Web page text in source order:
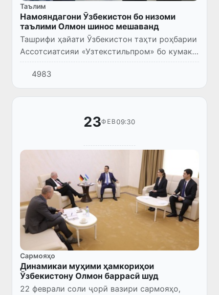
Таълим
Намояндагони Ӯзбекистон бо низоми
таълими Олмон шинос мешаванд
Ташрифи ҳайати Ӯзбекистон таҳти роҳбарии
Ассотсиатсияи «Узтекстильпром» бо кумаки
Gesamtmasche ба Олмон оғоз ёфт.
4983
23ФЕВ09:30
Сармояҳо
Динамикаи муҳими ҳамкориҳои
Ӯзбекистону Олмон баррасӣ шуд
22 феврали соли ҷорӣ вазири сармояҳо,